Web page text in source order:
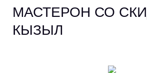
МАСТЕРОН СО
КЫЗЫЛ